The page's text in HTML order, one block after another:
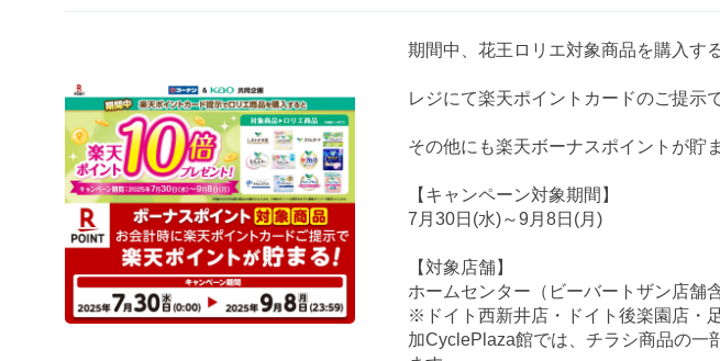
期間中、花王ロリエ対象商品を購入す
レジにて楽天ポイントカードのご提示
その他にも楽天ボーナスポイントが貯
【キャンペーン対象期間】
7月30日(水)～9月8日(月)
【対象店舗】
ホームセンター（ビーバートザン店舗
※ドイト西新井店・ドイト後楽園店・
加CyclePlaza館では、チラシ商品の一